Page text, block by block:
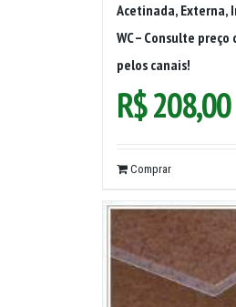
Acetinada, Externa,
WC – Consulte preço
pelos canais!
R$208,00
Comprar